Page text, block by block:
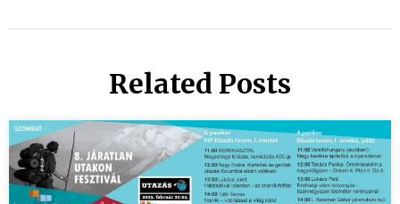
Related Posts